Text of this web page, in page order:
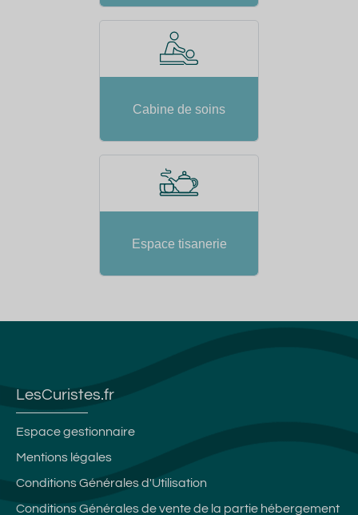
Cabine de soins
Espace tisanerie
LesCuristes.fr
Espace gestionnaire
Mentions légales
Conditions Générales d'Utilisation
Conditions Générales de vente de la partie hébergement